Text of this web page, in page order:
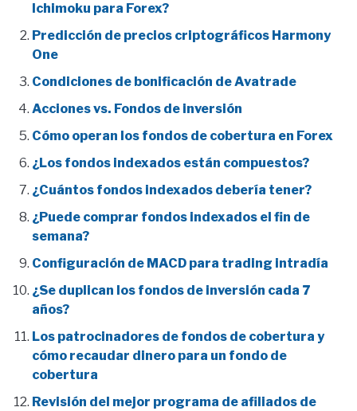
Ichimoku para Forex?
Predicción de precios criptográficos Harmony
One
Condiciones de bonificación de Avatrade
Acciones vs. Fondos de inversión
Cómo operan los fondos de cobertura en Forex
¿Los fondos indexados están compuestos?
¿Cuántos fondos indexados debería tener?
¿Puede comprar fondos indexados el fin de
semana?
Configuración de MACD para trading intradía
¿Se duplican los fondos de inversión cada 7
años?
Los patrocinadores de fondos de cobertura y
cómo recaudar dinero para un fondo de
cobertura
Revisión del mejor programa de afiliados de